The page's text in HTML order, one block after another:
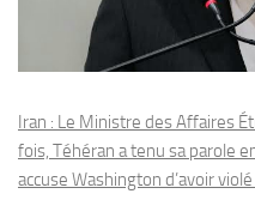
Iran : Le Ministre des Affaires
fois, Téhéran a tenu sa parole
accuse Washington d’avoir violé